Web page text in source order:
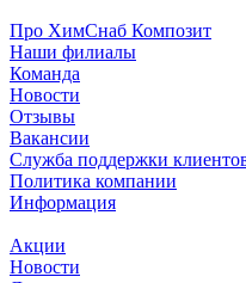
Про ХимСнаб Композит
Наши филиалы
Команда
Новости
Отзывы
Вакансии
Служба поддержки
Политика компании
Информация
Акции
Новости